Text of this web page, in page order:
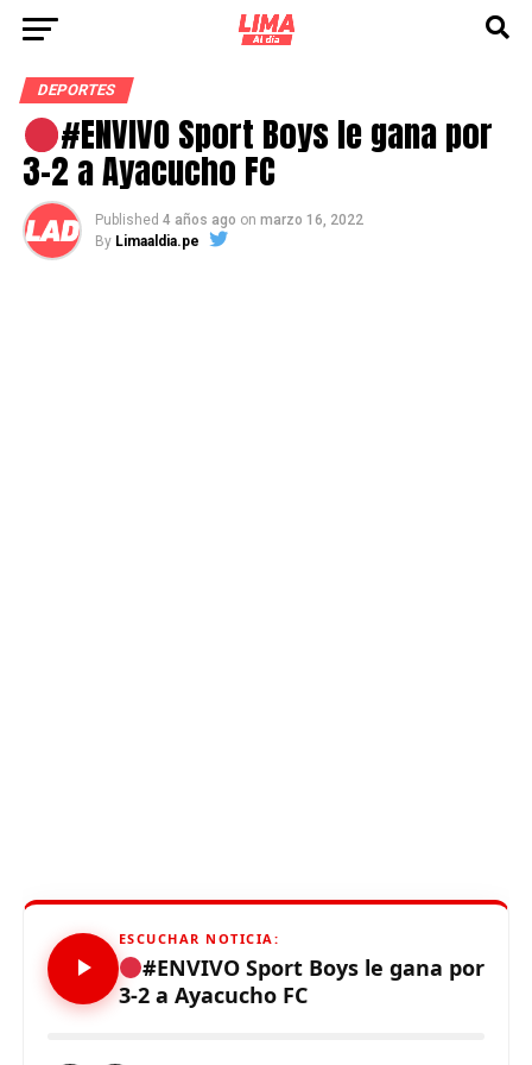
DEPORTES
#ENVIVO Sport Boys le gana por
3-2 a Ayacucho FC
Published 4 años ago on marzo 16, 2022
By Limaaldia.pe
ESCUCHAR NOTICIA:
#ENVIVO Sport Boys le gana por
3-2 a Ayacucho FC